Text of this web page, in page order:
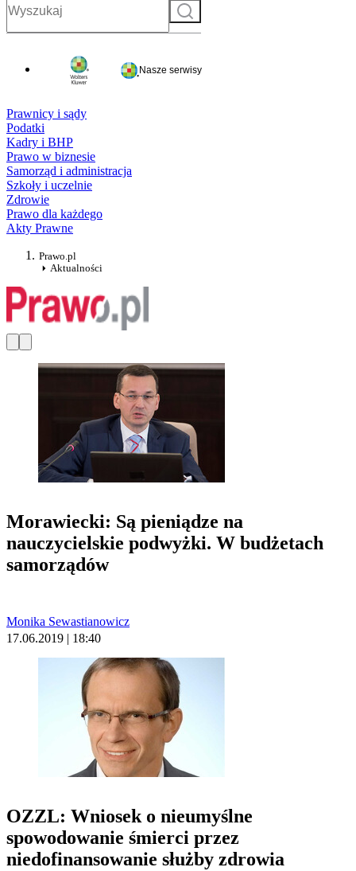
Szukaj
Nasze serwisy
Prawnicy i sądy
Podatki
Kadry i BHP
Prawo w biznesie
Samorząd i administracja
Szkoły i uczelnie
Zdrowie
Prawo dla każdego
Akty Prawne
Prawo.pl
Aktualności
Morawiecki: Są pieniądze na
nauczycielskie podwyżki. W budżetach
samorządów
Monika Sewastianowicz
17.06.2019 | 18:40
OZZL: Wniosek o nieumyślne
spowodowanie śmierci przez
niedofinansowanie służby zdrowia